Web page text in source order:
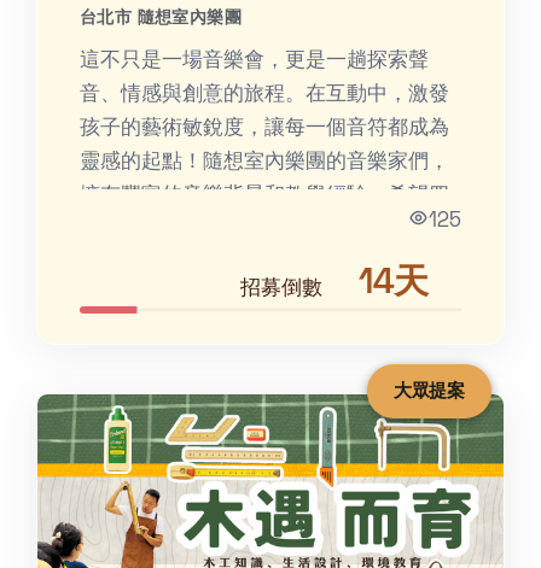
台北市 隨想室內樂團
這不只是一場音樂會，更是一趟探索聲
音、情感與創意的旅程。在互動中，激發
孩子的藝術敏銳度，讓每一個音符都成為
靈感的起點！隨想室內樂團的音樂家們，
125
招募倒數 14天
大眾提案